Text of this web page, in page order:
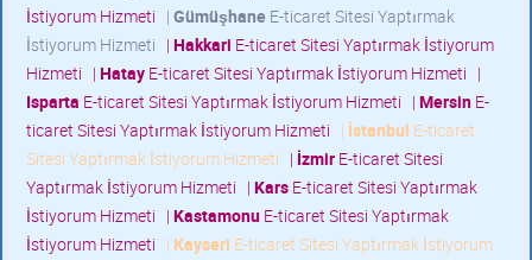
İstiyorum Hizmeti | Gümüşhane E-ticaret Sitesi Yaptırmak
İstiyorum Hizmeti | Hakkari E-ticaret Sitesi Yaptırmak İstiyorum
Hizmeti | Hatay E-ticaret Sitesi Yaptırmak İstiyorum Hizmeti |
Isparta E-ticaret Sitesi Yaptırmak İstiyorum Hizmeti | Mersin E-
ticaret Sitesi Yaptırmak İstiyorum Hizmeti | İstanbul E-ticaret
Sitesi Yaptırmak İstiyorum Hizmeti | İzmir E-ticaret Sitesi
Yaptırmak İstiyorum Hizmeti | Kars E-ticaret Sitesi Yaptırmak
İstiyorum Hizmeti | Kastamonu E-ticaret Sitesi Yaptırmak
İstiyorum Hizmeti | Kayseri E-ticaret Sitesi Yaptırmak İstiyorum